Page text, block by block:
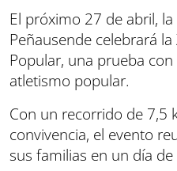
El próximo 27 de abril,
Peñausende celebrará
Popular, una prueba
atletismo popular.
Con un recorrido de 7,5
convivencia, el evento
sus familias en un día